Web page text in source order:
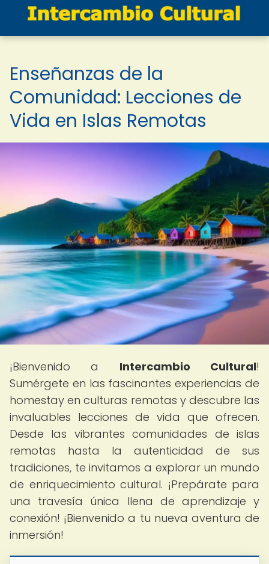
Enseñanzas de la
Comunidad: Lecciones de
Vida en Islas Remotas
¡Bienvenido a Intercambio Cultural!
Sumérgete en las fascinantes experiencias de
homestay en culturas remotas y descubre las
invaluables lecciones de vida que ofrecen.
Desde las vibrantes comunidades de islas
remotas hasta la autenticidad de sus
tradiciones, te invitamos a explorar un mundo
de enriquecimiento cultural. ¡Prepárate para
una travesía única llena de aprendizaje y
conexión! ¡Bienvenido a tu nueva aventura de
inmersión!